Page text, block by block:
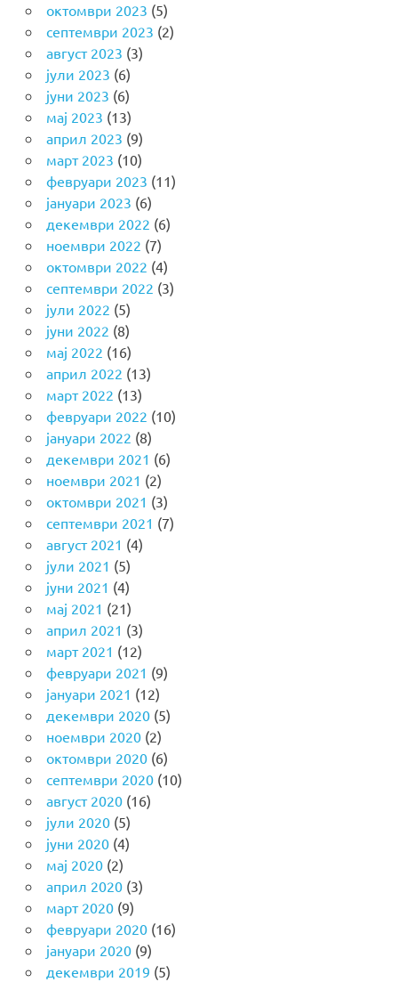
октомври 2023 (5)
септември 2023 (2)
август 2023 (3)
јули 2023 (6)
јуни 2023 (6)
мај 2023 (13)
април 2023 (9)
март 2023 (10)
февруари 2023 (11)
јануари 2023 (6)
декември 2022 (6)
ноември 2022 (7)
октомври 2022 (4)
септември 2022 (3)
јули 2022 (5)
јуни 2022 (8)
мај 2022 (16)
април 2022 (13)
март 2022 (13)
февруари 2022 (10)
јануари 2022 (8)
декември 2021 (6)
ноември 2021 (2)
октомври 2021 (3)
септември 2021 (7)
август 2021 (4)
јули 2021 (5)
јуни 2021 (4)
мај 2021 (21)
април 2021 (3)
март 2021 (12)
февруари 2021 (9)
јануари 2021 (12)
декември 2020(5)
ноември 2020(2)
октомври 2020(6)
септември 2020(10)
август 2020(16)
јули 2020(5)
јуни 2020(4)
мај 2020(2)
април 2020(3)
март 2020(9)
февруари 2020(16)
јануари 2020(9)
декември 2019 (5)